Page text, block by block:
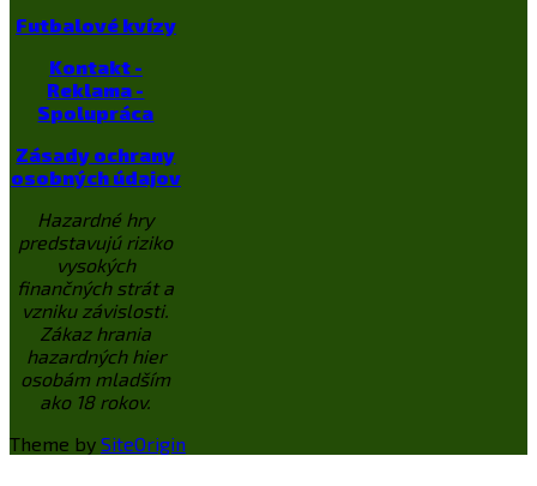
Futbalové kvízy
Kontakt -
Reklama -
Spolupráca
Zásady ochrany
osobných údajov
Hazardné hry
predstavujú riziko
vysokých
finančných strát a
vzniku závislosti.
Zákaz hrania
hazardných hier
osobám mladším
ako 18 rokov.
Theme by SiteOrigin